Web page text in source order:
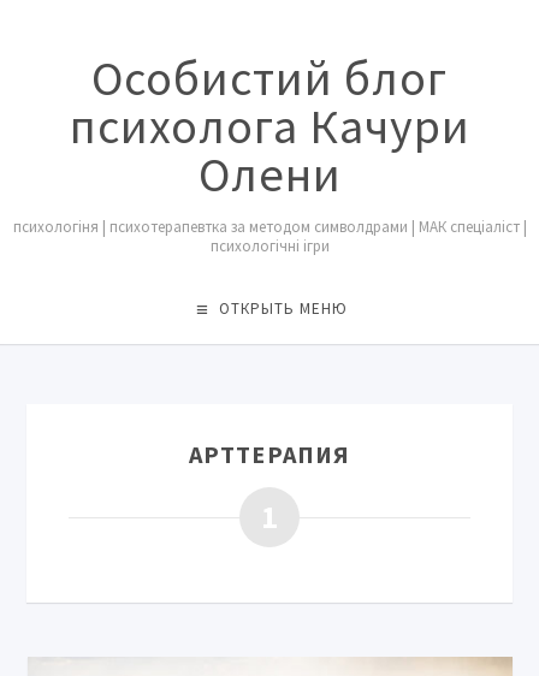
Особистий блог
психолога Качури
Олени
психологіня | психотерапевтка за методом символдрами | МАК спеціаліст |
психологічні ігри
ОТКРЫТЬ МЕНЮ
АРТТЕРАПИЯ
1